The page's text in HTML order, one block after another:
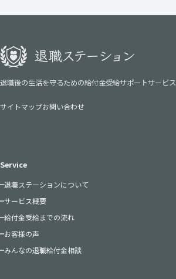
退職後の生活を守るための給付金受給サポートサービス
サイトマップお問い合わせ
Service
退職ステーションについて
サービス概要
給付金受給までの流れ
お客様の声
みんなの退職給付金相談